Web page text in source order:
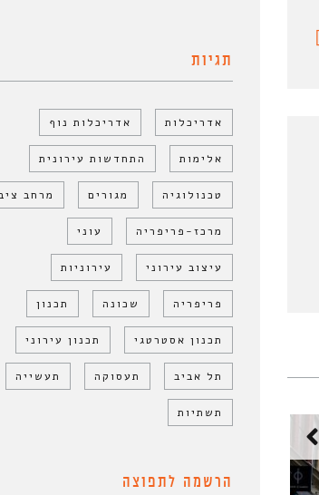
תגיות
אדריכלות אדריכלות נוף
אלימות התחדשות עירונית
טכנולוגיה מגורים מרחב
מרכז-פריפריה עוני
עיצוב עירוני עירוניות
פריפריה שכונה תכנון
תכנון אסטרטגי תכנון עירוני
תל אביב תעסוקה תעשייה
תשתיות
הרשמה לתפוצה